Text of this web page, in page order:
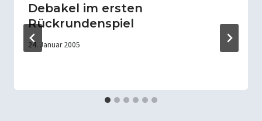
Debakel im ersten
Rückrundenspiel
24. Januar 2005